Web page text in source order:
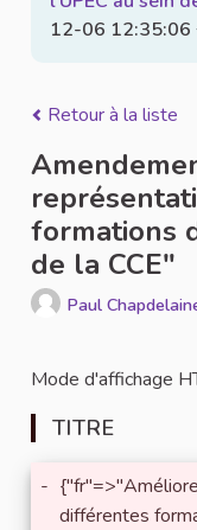
12-06 12:35:06
Retour à la liste
formations
de la CCE"
Paul
Mode d'affichage
TITRE
-
différentes